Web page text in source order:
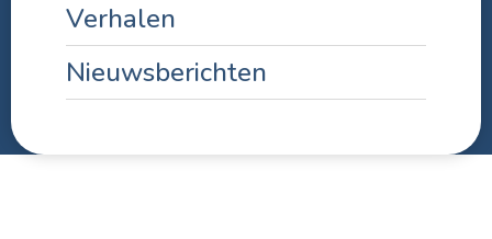
Verhalen
Nieuwsberichten